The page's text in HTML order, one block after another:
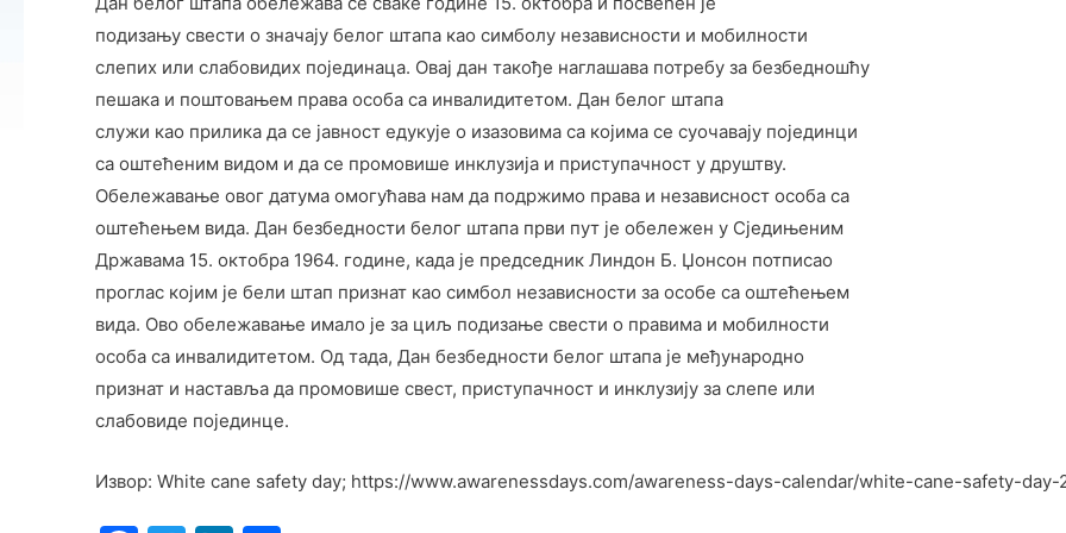
подизању свести о значају белог штапа као симболу независности и мобилности
слепих или слабовидих појединаца. Овај дан такође наглашава потребу за безбедношћу
пешака и поштовањем права особа са инвалидитетом. Дан белог штапа
служи као прилика да се јавност едукује о изазовима са којима се суочавају појединци
са оштећеним видом и да се промовише инклузија и приступачност у друштву.
Обележавање овог датума омогућава нам да подржимо права и независност особа са
оштећењем вида. Дан безбедности белог штапа први пут је обележен у Сједињеним
Државама 15. октобра 1964. године, када је председник Линдон Б. Џонсон потписао
проглас којим jе бели штап признат као симбол независности за особе са оштећењем
вида. Ово обележавање имало је за циљ подизање свести о правима и мобилности
особа са инвалидитетом. Од тада, Дан безбедности белог штапа је међународно
признат и наставља да промовише свест, приступачност и инклузију за слепе или
слабовиде појединце.
Извор: White cane safety day; https://www.awarenessdays.com/awareness-days-calendar/white-cane-safety-day-